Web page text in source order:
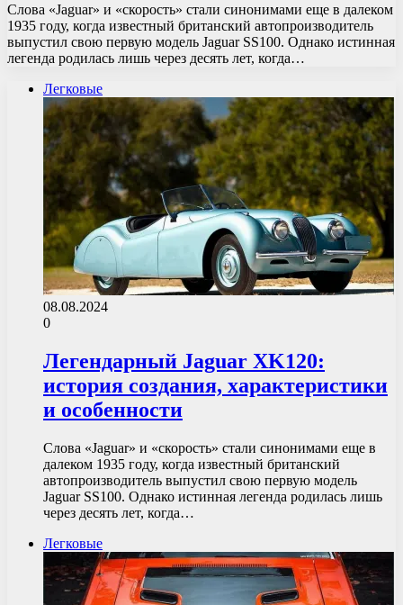
Слова «Jaguar» и «скорость» стали синонимами еще в далеком
1935 году, когда известный британский автопроизводитель
выпустил свою первую модель Jaguar SS100. Однако истинная
легенда родилась лишь через десять лет, когда…
Легковые
08.08.2024
0
Легендарный Jaguar XK120:
история создания, характеристики
и особенности
Слова «Jaguar» и «скорость» стали синонимами еще в
далеком 1935 году, когда известный британский
автопроизводитель выпустил свою первую модель
Jaguar SS100. Однако истинная легенда родилась лишь
через десять лет, когда…
Легковые